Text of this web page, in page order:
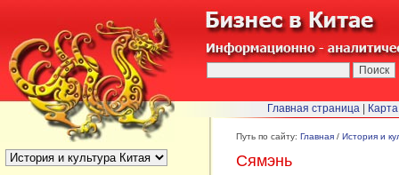
БЫСТРЫЙ ПЕРЕХОД : Путь по сайту: Главная / История и
Сямэнь
Главная страница